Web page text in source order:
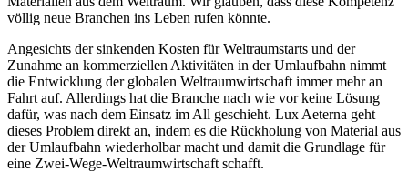
völlig neue Branchen ins Leben rufen könnte.
Angesichts der sinkenden Kosten für Weltraumstarts und der
Zunahme an kommerziellen Aktivitäten in der Umlaufbahn nimmt
die Entwicklung der globalen Weltraumwirtschaft immer mehr an
Fahrt auf. Allerdings hat die Branche nach wie vor keine Lösung
dafür, was nach dem Einsatz im All geschieht. Lux Aeterna geht
dieses Problem direkt an, indem es die Rückholung von Material aus
der Umlaufbahn wiederholbar macht und damit die Grundlage für
eine Zwei-Wege-Weltraumwirtschaft schafft.